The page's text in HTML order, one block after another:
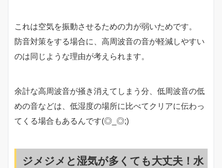
これは空気を振動させるための力が弱いためです。
防音対策をする場合に、高周波音の音が軽減しやすい
のは同じような理由が考えられます。
余計な高周波音が掻き消えてしまう分、低周波音の低
めの音などは、低湿度の場所に比べてクリアに伝わっ
てくる場合もあるんです(◎_◎;)
ジメジメと湿気が多くても大丈夫！水